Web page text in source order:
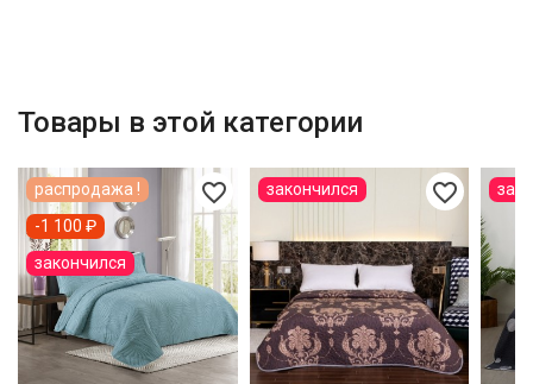
Товары в этой категории
favorite_border
распродажа !
-1 100 ₽
закончился
favorite_border
закончился